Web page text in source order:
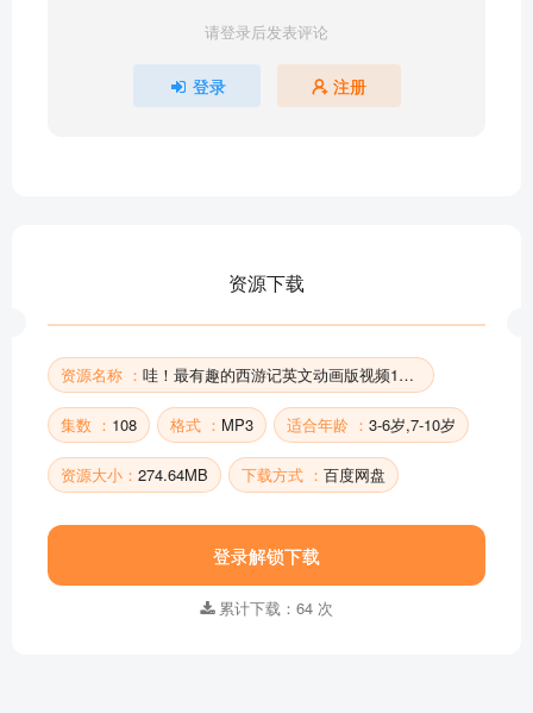
021_Journey to the West 21_The Monster's Friend
022_Journey to the West 22_A Very Strange Pill
023_Journey to the West 23_Great Protectors
027_Journey to the West 27_The Ginseng Fruit
028_Journey to the West 28_Wukong Leaves His
Body
029_Journey to the West 29_The Magic Sleeve
030_Journey to the West 30_The Frying Pan
部分目录展示 ▶ 下载后解锁 108 首完整音频
请登录后发表评论
登录 注册
资源下载
资源名称 ： 哇！最有趣的西游记英文动画版视频108集全
集数 ： 108 格式 ： MP3 适合年龄 ： 3-6岁,7-10岁
资源大小： 274.64MB 下载方式 ： 百度网盘
登录解锁下载
累计下载：64 次